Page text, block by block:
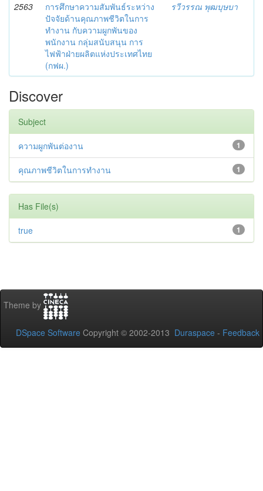
2563
การศึกษาความสัมพันธ์ระหว่าง
ปัจจัยด้านคุณภาพชีวิตในการ
ทำงาน กับความผูกพันของ
พนักงาน กลุ่มสนับสนุน การ
ไฟฟ้าฝ่ายผลิตแห่งประเทศไทย
(กฟผ.)
รวีวรรณ พุฒบุษบา
Discover
Subject
1
ความผูกพันต่องาน
1
คุณภาพชีวิตในการทำงาน
Has File(s)
1
true
Theme by
DSpace Software Copyright © 2002-2013 Duraspace - Feedback